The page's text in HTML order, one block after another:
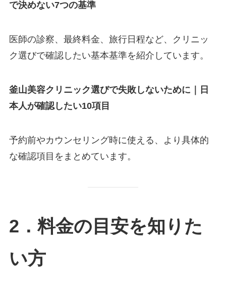
で決めない7つの基準
医師の診察、最終料金、旅行日程など、クリニッ
ク選びで確認したい基本基準を紹介しています。
釜山美容クリニック選びで失敗しないために｜日
本人が確認したい10項目
予約前やカウンセリング時に使える、より具体的
な確認項目をまとめています。
2．料金の目安を知りた
い方